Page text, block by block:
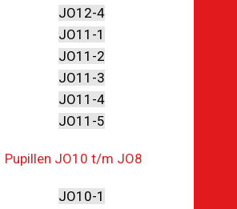
JO12-4
JO11-1
JO11-2
JO11-3
JO11-4
JO11-5
Pupillen JO10 t/m JO8
JO10-1